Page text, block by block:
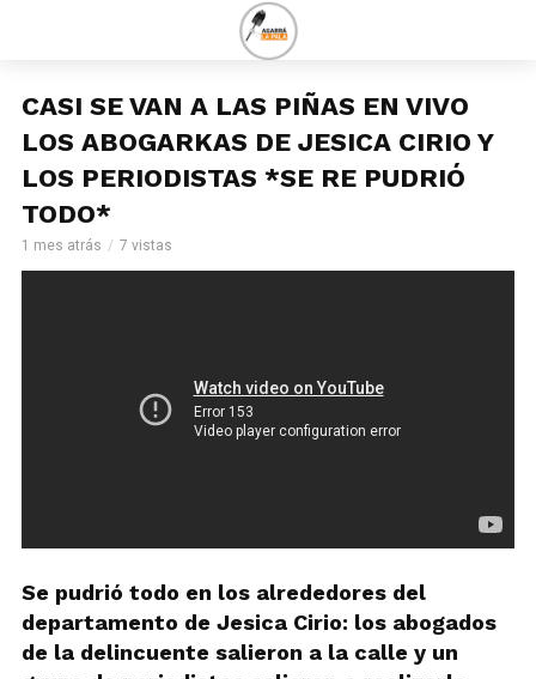
CASI SE VAN A LAS PIÑAS EN VIVO
LOS ABOGARKAS DE JESICA CIRIO Y
LOS PERIODISTAS *SE RE PUDRIÓ
TODO*
1 mes atrás 7 vistas
Se pudrió todo en los alrededores del
departamento de Jesica Cirio: los abogados
de la delincuente salieron a la calle y un